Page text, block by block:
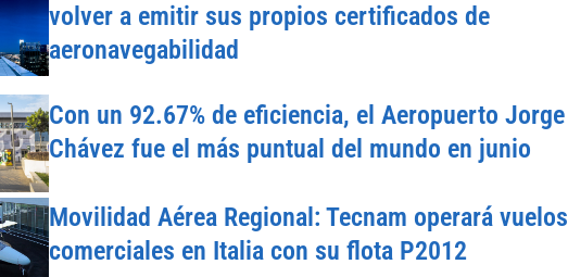
volver a emitir sus propios certificados de
aeronavegabilidad
Con un 92.67% de eficiencia, el Aeropuerto Jorge
Chávez fue el más puntual del mundo en junio
Movilidad Aérea Regional: Tecnam operará vuelos
comerciales en Italia con su flota P2012